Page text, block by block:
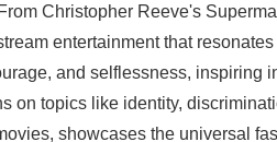
Christopher Reeve's
entertainment that
and selflessness, inspiring
topics like identity,
showcases the universal